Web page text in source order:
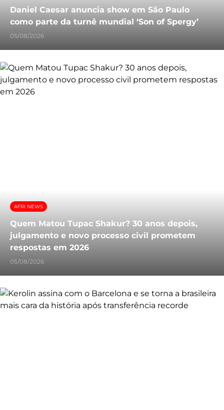
Daniel Caesar anuncia show em São Paulo
como parte da turnê mundial ‘Son of Spergy’
05/08/2026
AFRI NEWS
Quem Matou Tupac Shakur? 30 anos depois,
julgamento e novo processo civil prometem
respostas em 2026
05/08/2026